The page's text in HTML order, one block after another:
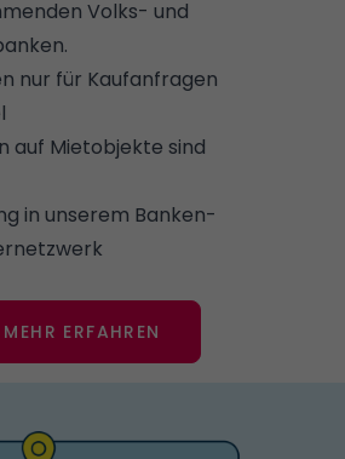
Volks- und
nur für Kaufanfragen
auf Mietobjekte sind
in unserem Banken-
ERFAHREN